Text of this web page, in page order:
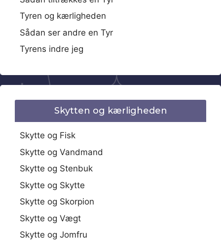
Tyren og kærligheden
Sådan ser andre en Tyr
Tyrens indre jeg
Skytten og kærligheden
Skytte og Fisk
Skytte og Vandmand
Skytte og Stenbuk
Skytte og Skytte
Skytte og Skorpion
Skytte og Vægt
Skytte og Jomfru